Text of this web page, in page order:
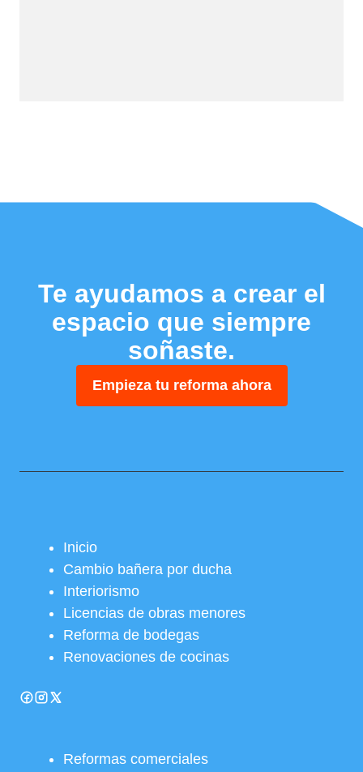
Te ayudamos a crear el
espacio que siempre
soñaste.
Empieza tu reforma ahora
Inicio
Cambio bañera por ducha
Interiorismo
Licencias de obras menores
Reforma de bodegas
Renovaciones de cocinas
Reformas comerciales